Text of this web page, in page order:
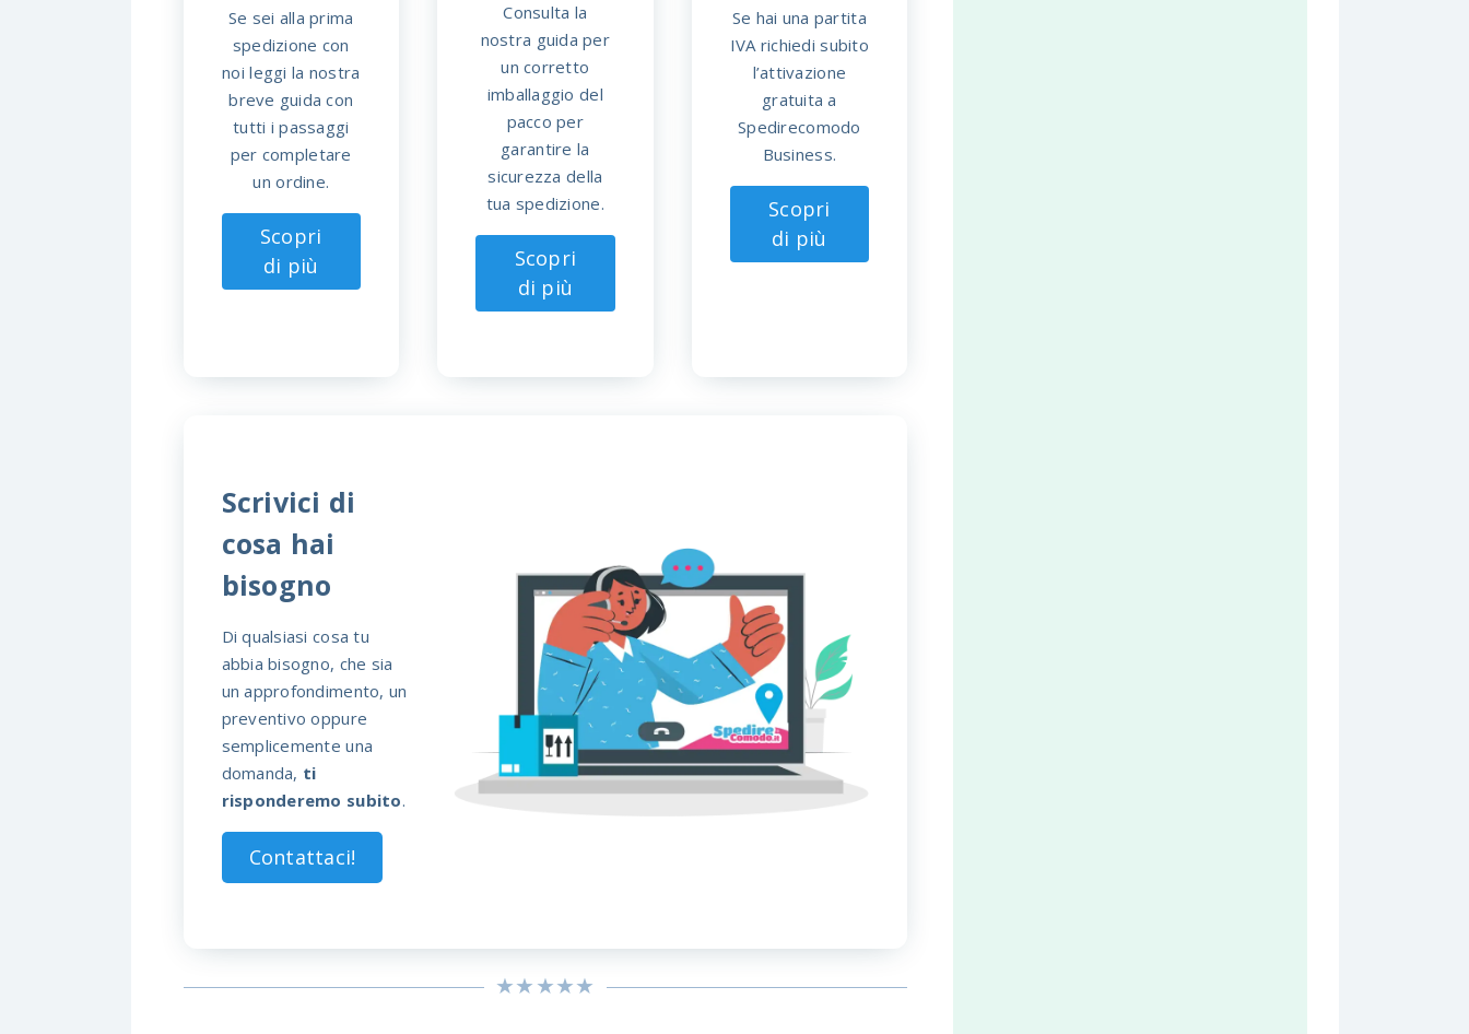
Se sei alla prima
spedizione con
noi leggi la nostra
breve guida con
tutti i passaggi
per completare
un ordine.
Scopri
di più
Consulta la
nostra guida per
un corretto
imballaggio del
pacco per
garantire la
sicurezza della
tua spedizione.
Scopri
di più
Se hai una partita
IVA richiedi subito
l’attivazione
gratuita a
Spedirecomodo
Business.
Scopri
di più
Scrivici di
cosa hai
bisogno
Di qualsiasi cosa tu
abbia bisogno, che sia
un approfondimento, un
preventivo oppure
semplicemente una
domanda, ti
risponderemo subito.
Contattaci!